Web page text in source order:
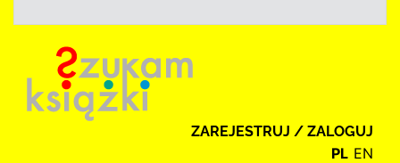
ZAREJESTRUJ / ZALOGUJ
PL EN